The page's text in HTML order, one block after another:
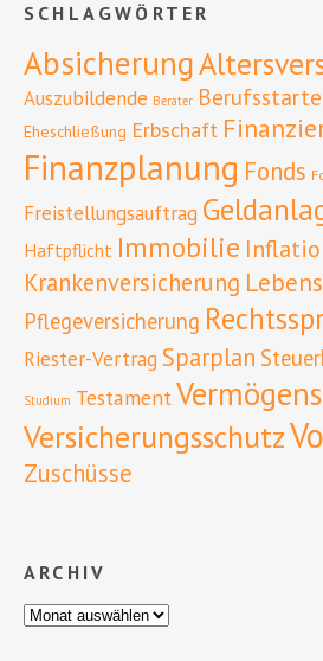
SCHLAGWÖRTER
Absicherung
Auszubildende Berater
Eheschließung Erbschaft
Finanzplanung Fonds
Freistellungsauftrag
Haftpflicht Immobilie
Krankenversicherung
Pflegeversicherung
Riester-Vertrag Sparplan
Studium Testament
Versicherungsschutz
Zuschüsse
ARCHIV